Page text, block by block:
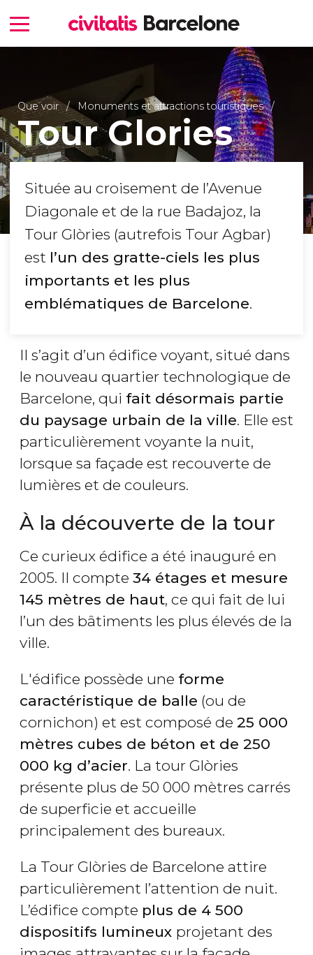
Que voir Monuments et attractions touristiques
Tour Glories
Située au croisement de l’Avenue
Diagonale et de la rue Badajoz, la
Tour Glòries (autrefois Tour Agbar)
est l’un des gratte-ciels les plus
importants et les plus
emblématiques de Barcelone.
Il s’agit d’un édifice voyant, situé dans
le nouveau quartier technologique de
Barcelone, qui fait désormais partie
du paysage urbain de la ville. Elle est
particulièrement voyante la nuit,
lorsque sa façade est recouverte de
lumières et de couleurs.
À la découverte de la tour
Ce curieux édifice a été inauguré en
2005. Il compte 34 étages et mesure
145 mètres de haut, ce qui fait de lui
l’un des bâtiments les plus élevés de la
ville.
L'édifice possède une forme
caractéristique de balle (ou de
cornichon) et est composé de 25 000
mètres cubes de béton et de 250
000 kg d’acier. La tour Glòries
présente plus de 50 000 mètres carrés
de superficie et accueille
principalement des bureaux.
La Tour Glòries de Barcelone attire
particulièrement l’attention de nuit.
L’édifice compte plus de 4 500
dispositifs lumineux projetant des